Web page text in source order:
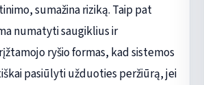
sumažina riziką. Taip pat
numatyti saugiklius ir
ryšio formas, kad sistemos
pasiūlyti užduoties peržiūrą, jei